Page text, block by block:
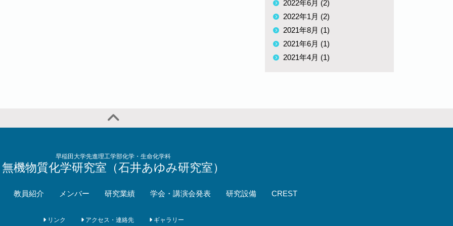
2022年6月 (2)
2022年1月 (2)
2021年8月 (1)
2021年6月 (1)
2021年4月 (1)
早稲田大学先進理工学部化学・生命化学科
無機物質化学研究室（石井あゆみ研究室）
教員紹介 メンバー 研究業績 学会・講演会発表 研究設備 CREST
リンク アクセス・連絡先 ギャラリー